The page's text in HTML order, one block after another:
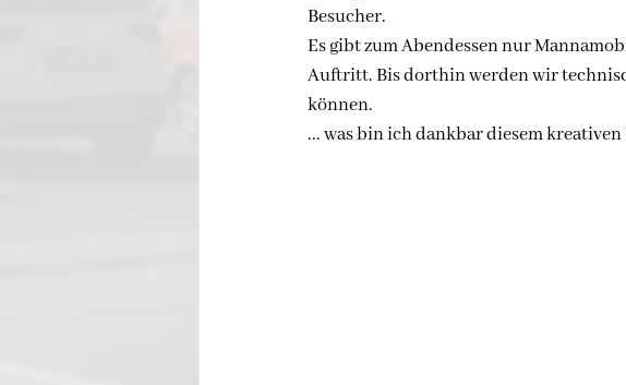
Besucher.
Es gibt zum Abendessen nur
Auftritt. Bis dorthin werden wir
können.
... was bin ich dankbar diesem